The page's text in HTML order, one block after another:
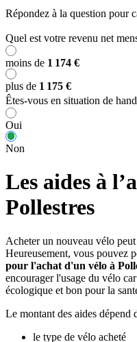
Répondez à la question pour
Quel est votre revenu net
moins de 1 174 €
plus de 1 175 €
Êtes-vous en situation de
Oui
Non
Les aides à
Pollestres
Acheter un nouveau vélo
Heureusement, vous pouvez
pour l'achat d'un vélo à
encourager l'usage du vélo
écologique et bon pour la
Le montant des aides dépend
le type de vélo acheté